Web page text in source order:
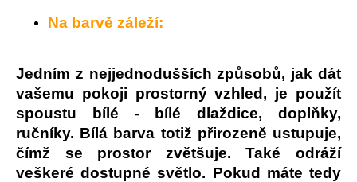
Na barvě záleží:
Jedním z nejjednodušších způsobů, jak dát
vašemu pokoji prostorný vzhled, je použít
spoustu bílé - bílé dlaždice, doplňky,
ručníky. Bílá barva totiž přirozeně ustupuje,
čímž se prostor zvětšuje. Také odráží
veškeré dostupné světlo. Pokud máte tedy